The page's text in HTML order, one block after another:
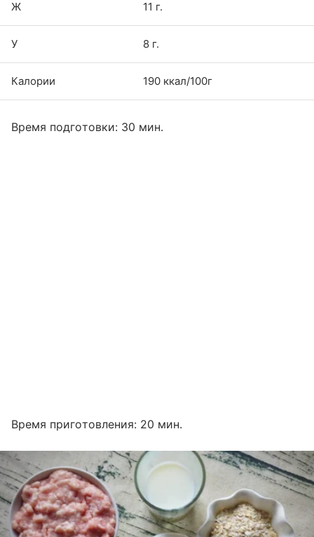
Ж 11 г.
У 8 г.
Калории 190 ккал/100г
Время подготовки: 30 мин.
Время приготовления: 20 мин.